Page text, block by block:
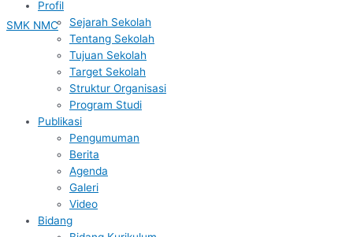
Lewati
ke
SMK NMC
Profil
Sejarah Sekolah
Tentang Sekolah
Tujuan Sekolah
Target Sekolah
Struktur Organisasi
Program Studi
Publikasi
Pengumuman
Berita
Agenda
Galeri
Video
Bidang